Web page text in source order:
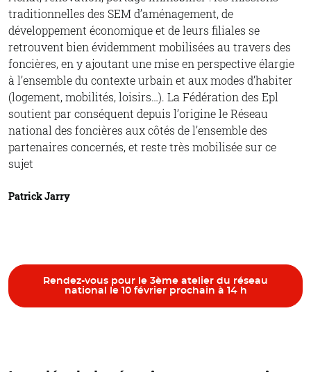
traditionnelles des SEM d’aménagement, de
développement économique et de leurs filiales se
retrouvent bien évidemment mobilisées au travers des
foncières, en y ajoutant une mise en perspective élargie
à l’ensemble du contexte urbain et aux modes d’habiter
(logement, mobilités, loisirs…). La Fédération des Epl
soutient par conséquent depuis l’origine le Réseau
national des foncières aux côtés de l’ensemble des
partenaires concernés, et reste très mobilisée sur ce
sujet
Patrick Jarry
Rendez-vous pour le 3ème atelier du réseau
national le 10 février prochain à 14 h